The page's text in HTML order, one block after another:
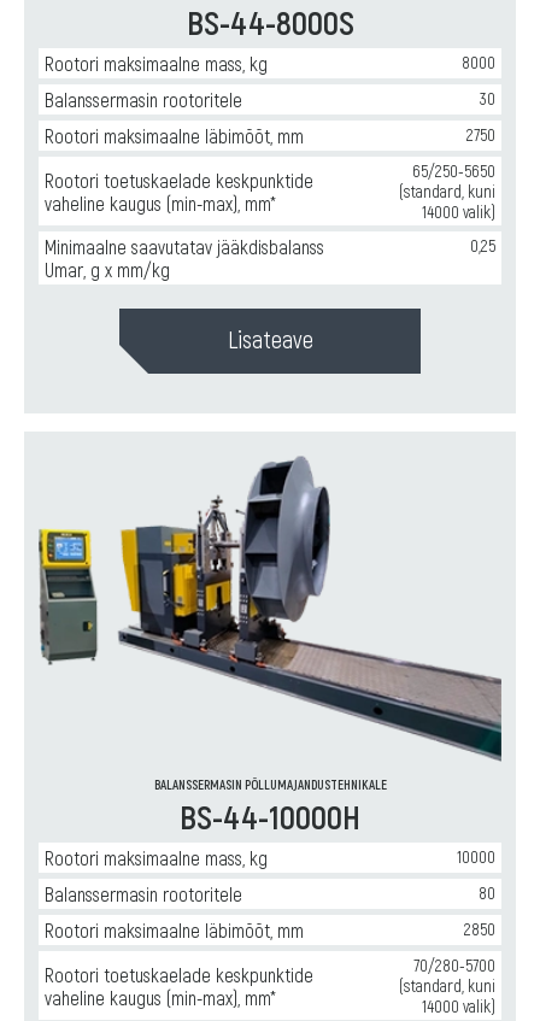
BS-44-8000S
Rootori maksimaalne mass, kg 8000
Balanssermasin rootoritele 30
Rootori maksimaalne läbimõõt, mm 2750
Rootori toetuskaelade keskpunktide
vaheline kaugus (min-max), mm*
65/250-5650
(standard, kuni
14000 valik)
Minimaalne saavutatav jääkdisbalanss
Umar, g x mm/kg
0,25
Lisateave
BALANSSERMASIN PÕLLUMAJANDUSTEHNIKALE
BS-44-10000H
Rootori maksimaalne mass, kg 10000
Balanssermasin rootoritele 80
Rootori maksimaalne läbimõõt, mm 2850
Rootori toetuskaelade keskpunktide
vaheline kaugus (min-max), mm*
70/280-5700
(standard, kuni
14000 valik)